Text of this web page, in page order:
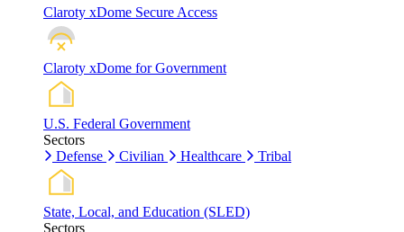
Claroty xDome Secure Access
Claroty xDome for Government
U.S. Federal Government
Sectors
Defense
Civilian Healthcare Tribal
State, Local, and Education (SLED)
Sectors